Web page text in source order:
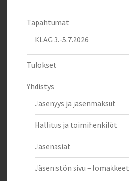
Tapahtumat
KLAG 3.-5.7.2026
Tulokset
Yhdistys
Jäsenyys ja jäsenmaksut
Hallitus ja toimihenkilöt
Jäsenasiat
Jäsenistön sivu – lomakkeet